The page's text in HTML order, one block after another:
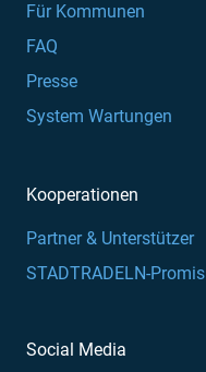
Für Kommunen
FAQ
Presse
System Wartungen
Kooperationen
Partner & Unterstützer
STADTRADELN-Promis
Social Media